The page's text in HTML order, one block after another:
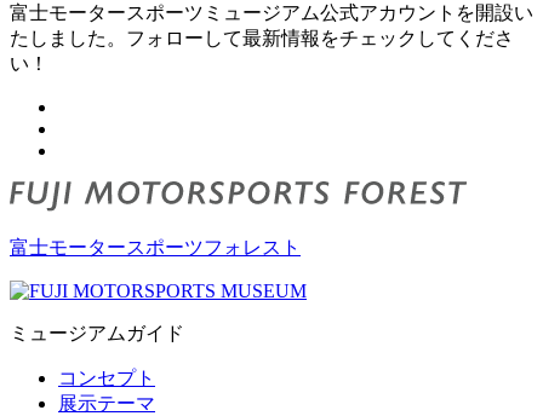
富士モータースポーツミュージアム公式アカウントを開設い
たしました。フォローして最新情報をチェックしてくださ
い！
富士モータースポーツフォレスト
ミュージアムガイド
コンセプト
展示テーマ